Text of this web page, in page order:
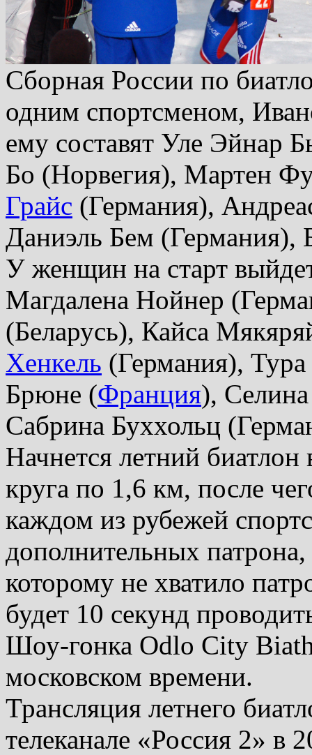
Сборная России по
одним спортсменом,
ему составят Уле Эйнар
Бо (Норвегия), Мартен
Грайс (Германия),
Даниэль Бем
У женщин на старт
Магдалена Нойнер
(Беларусь), Кайса
Хенкель (Германия),
Брюне (Франция),
Сабрина Буххольц
Начнется летний
круга по 1,6 км, после
каждом из рубежей
дополнительных
которому не хватило
будет 10 секунд
Шоу-гонка Odlo City
московском времени.
Трансляция летнего
телеканале «Россия 2» в